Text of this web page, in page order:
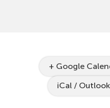
+ Google
iCal /